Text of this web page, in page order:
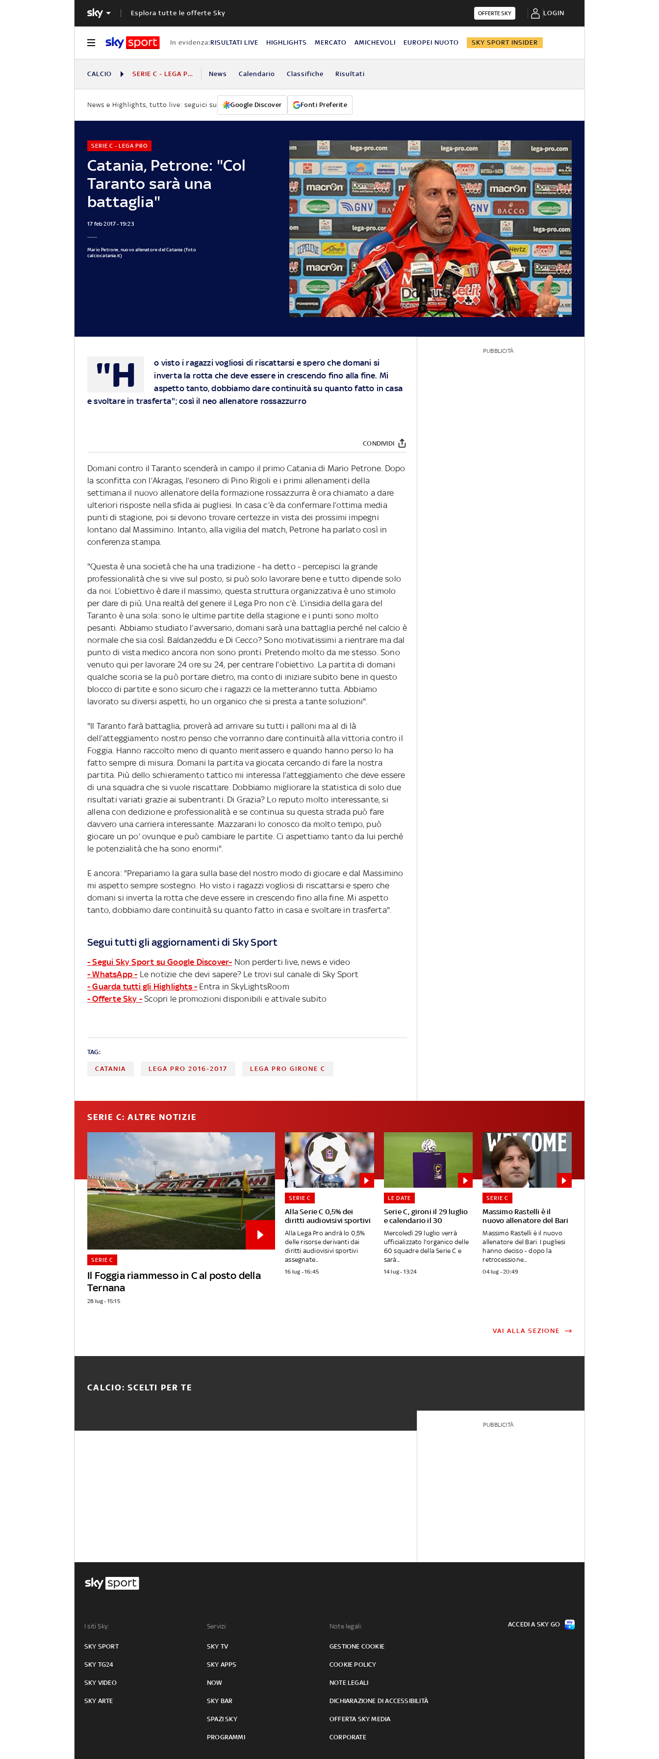
Esplora tutte le offerte Sky OFFERTE SKY LOGIN
In evidenza:RISULTATI LIVE HIGHLIGHTS MERCATO AMICHEVOLI EUROPEI NUOTO SKY SPORT INSIDER
CALCIO SERIE C - LEGA PRO News Calendario Classifiche Risultati
News e Highlights, tutto live: seguici su Google Discover Fonti Preferite
Catania, Petrone: "Col
Taranto sarà una
battaglia"
SERIE C - LEGA PRO
17 feb 2017 - 19:23
Mario Petrone, nuovo allenatore del Catania (foto
calciocatania.it)
"H
o visto i ragazzi vogliosi di riscattarsi e spero che domani si
inverta la rotta che deve essere in crescendo fino alla fine. Mi
aspetto tanto, dobbiamo dare continuità su quanto fatto in casa
e svoltare in trasferta"; così il neo allenatore rossazzurro
CONDIVIDI
Domani contro il Taranto scenderà in campo il primo Catania di Mario Petrone. Dopo
la sconfitta con l’Akragas, l’esonero di Pino Rigoli e i primi allenamenti della
settimana il nuovo allenatore della formazione rossazzurra è ora chiamato a dare
ulteriori risposte nella sfida ai pugliesi. In casa c’è da confermare l’ottima media
punti di stagione, poi si devono trovare certezze in vista dei prossimi impegni
lontano dal Massimino. Intanto, alla vigilia del match, Petrone ha parlato così in
conferenza stampa.
"Questa è una società che ha una tradizione - ha detto - percepisci la grande
professionalità che si vive sul posto, si può solo lavorare bene e tutto dipende solo
da noi. L’obiettivo è dare il massimo, questa struttura organizzativa è uno stimolo
per dare di più. Una realtà del genere il Lega Pro non c’è. L’insidia della gara del
Taranto è una sola: sono le ultime partite della stagione e i punti sono molto
pesanti. Abbiamo studiato l’avversario, domani sarà una battaglia perché nel calcio è
normale che sia così. Baldanzeddu e Di Cecco? Sono motivatissimi a rientrare ma dal
punto di vista medico ancora non sono pronti. Pretendo molto da me stesso. Sono
venuto qui per lavorare 24 ore su 24, per centrare l’obiettivo. La partita di domani
qualche scoria se la può portare dietro, ma conto di iniziare subito bene in questo
blocco di partite e sono sicuro che i ragazzi ce la metteranno tutta. Abbiamo
lavorato su diversi aspetti, ho un organico che si presta a tante soluzioni".
"Il Taranto farà battaglia, proverà ad arrivare su tutti i palloni ma al di là
dell’atteggiamento nostro penso che vorranno dare continuità alla vittoria contro il
Foggia. Hanno raccolto meno di quanto meritassero e quando hanno perso lo ha
fatto sempre di misura. Domani la partita va giocata cercando di fare la nostra
partita. Più dello schieramento tattico mi interessa l’atteggiamento che deve essere
di una squadra che si vuole riscattare. Dobbiamo migliorare la statistica di solo due
risultati variati grazie ai subentranti. Di Grazia? Lo reputo molto interessante, si
allena con dedizione e professionalità e se continua su questa strada può fare
davvero una carriera interessante. Mazzarani lo conosco da molto tempo, può
giocare un po’ ovunque e può cambiare le partite. Ci aspettiamo tanto da lui perché
le potenzialità che ha sono enormi".
E ancora: "Prepariamo la gara sulla base del nostro modo di giocare e dal Massimino
mi aspetto sempre sostegno. Ho visto i ragazzi vogliosi di riscattarsi e spero che
domani si inverta la rotta che deve essere in crescendo fino alla fine. Mi aspetto
tanto, dobbiamo dare continuità su quanto fatto in casa e svoltare in trasferta".
Segui tutti gli aggiornamenti di Sky Sport
- Segui Sky Sport su Google Discover- Non perderti live, news e video
- WhatsApp - Le notizie che devi sapere? Le trovi sul canale di Sky Sport
- Guarda tutti gli Highlights - Entra in SkyLightsRoom
- Offerte Sky - Scopri le promozioni disponibili e attivale subito
TAG:
CATANIA LEGA PRO 2016-2017 LEGA PRO GIRONE C
PUBBLICITÀ
SERIE C: ALTRE NOTIZIE
Il Foggia riammesso in C al posto della
Ternana
SERIE C
28 lug - 15:15
Alla Serie C 0,5% dei
diritti audiovisivi sportivi
SERIE C
Alla Lega Pro andrà lo 0,5%
delle risorse derivanti dai
diritti audiovisivi sportivi
assegnate...
16 lug - 16:45
Serie C, gironi il 29 luglio
e calendario il 30
LE DATE
Mercoledì 29 luglio verrà
ufficializzato l'organico delle
60 squadre della Serie C e
sarà...
14 lug - 13:24
Massimo Rastelli è il
nuovo allenatore del Bari
SERIE C
Massimo Rastelli è il nuovo
allenatore del Bari. I pugliesi
hanno deciso - dopo la
retrocessione...
04 lug - 20:49
VAI ALLA SEZIONE
CALCIO: SCELTI PER TE
PUBBLICITÀ
I siti Sky:
SKY SPORT
SKY TG24
SKY VIDEO
SKY ARTE
Servizi:
SKY TV
SKY APPS
NOW
SKY BAR
SPAZI SKY
PROGRAMMI
Note legali:
GESTIONE COOKIE
COOKIE POLICY
NOTE LEGALI
DICHIARAZIONE DI ACCESSIBILITÀ
OFFERTA SKY MEDIA
CORPORATE
ACCEDI A SKY GO